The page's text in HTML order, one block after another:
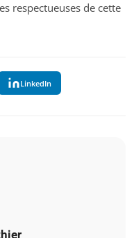
respectueuses de cette
LinkedIn